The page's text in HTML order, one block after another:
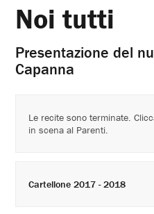
Noi tutti
Presentazione del
Capanna
Le recite sono terminate.
in scena al Parenti.
Cartellone 2017 - 2018